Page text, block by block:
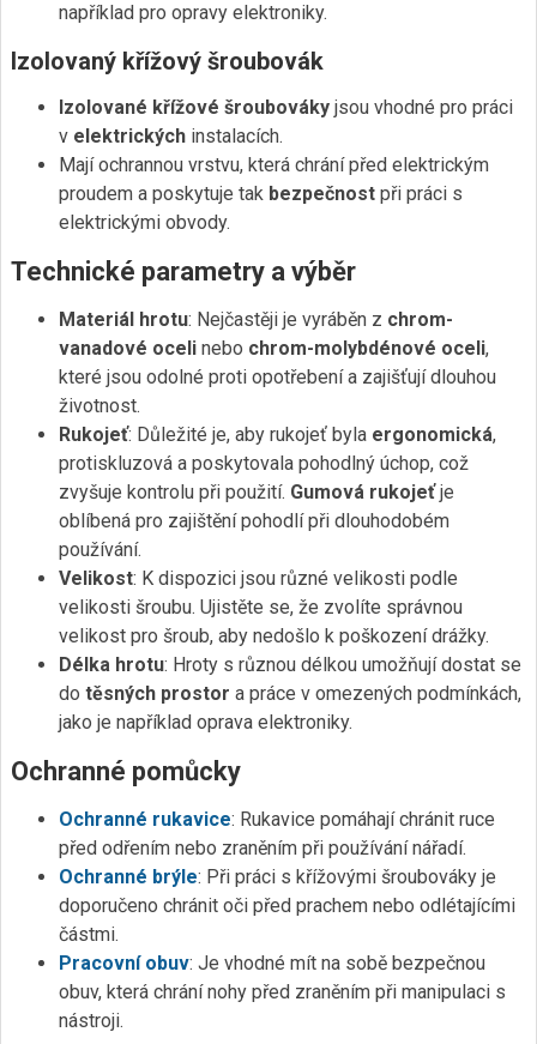
například pro opravy elektroniky.
Izolovaný křížový šroubovák
Izolované křížové šroubováky jsou vhodné pro práci
v elektrických instalacích.
Mají ochrannou vrstvu, která chrání před elektrickým
proudem a poskytuje tak bezpečnost při práci s
elektrickými obvody.
Technické parametry a výběr
Materiál hrotu: Nejčastěji je vyráběn z chrom-
vanadové oceli nebo chrom-molybdénové oceli,
které jsou odolné proti opotřebení a zajišťují dlouhou
životnost.
Rukojeť: Důležité je, aby rukojeť byla ergonomická,
protiskluzová a poskytovala pohodlný úchop, což
zvyšuje kontrolu při použití. Gumová rukojeťje
oblíbená pro zajištění pohodlí při dlouhodobém
používání.
Velikost: K dispozici jsou různé velikosti podle
velikosti šroubu. Ujistěte se, že zvolíte správnou
velikost pro šroub, aby nedošlo k poškození drážky.
Délka hrotu: Hroty s různou délkou umožňují dostat se
do těsných prostor a práce v omezených podmínkách,
jako je například oprava elektroniky.
Ochranné pomůcky
Ochranné rukavice: Rukavice pomáhají chránit ruce
před odřením nebo zraněním při používání nářadí.
Ochranné brýle: Při práci s křížovými šroubováky je
doporučeno chránit oči před prachem nebo odlétajícími
částmi.
Pracovní obuv: Je vhodné mít na sobě bezpečnou
obuv, která chrání nohy před zraněním při manipulaci s
nástroji.